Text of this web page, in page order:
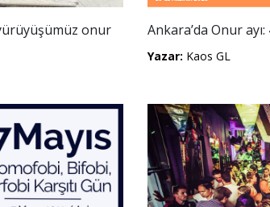
onur
Ankara’da Onur
Yazar: Kaos GL